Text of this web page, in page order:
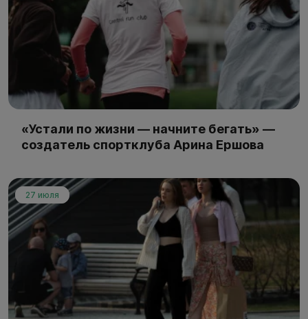
«Устали по жизни — начните бегать» —
создатель спортклуба Арина Ершова
27 июля